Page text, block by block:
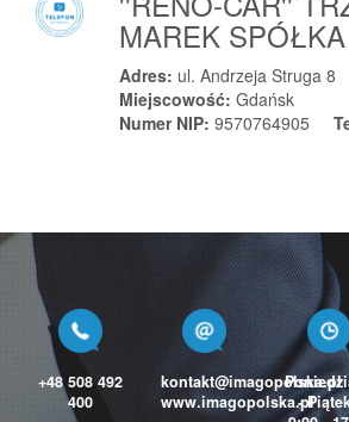
MAREK
Adres: ul. Andrzeja Struga 8
Miejscowość: Gdańsk
Numer NIP: 9570764905
+48 508 492
400
kontakt@imagopolska.pl
www.imagopolska.pl
-